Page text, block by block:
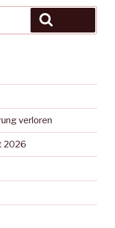
verloren
2026